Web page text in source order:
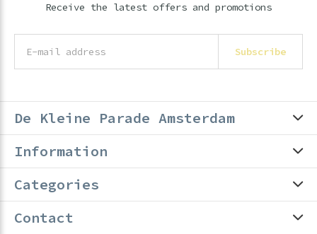
Receive the latest offers and promotions
Subscribe
De Kleine Parade Amsterdam
Information
Categories
Contact